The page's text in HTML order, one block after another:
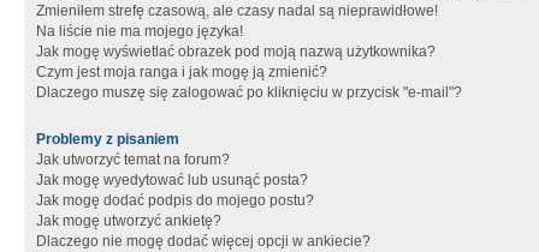
Zmieniłem strefę czasową, ale czasy nadal są nieprawidłowe!
Na liście nie ma mojego języka!
Jak mogę wyświetlać obrazek pod moją nazwą użytkownika?
Czym jest moja ranga i jak mogę ją zmienić?
Dlaczego muszę się zalogować po kliknięciu w przycisk "e-mail"?
Problemy z pisaniem
Jak utworzyć temat na forum?
Jak mogę wyedytować lub usunąć posta?
Jak mogę dodać podpis do mojego postu?
Jak mogę utworzyć ankietę?
Dlaczego nie mogę dodać więcej opcji w ankiecie?